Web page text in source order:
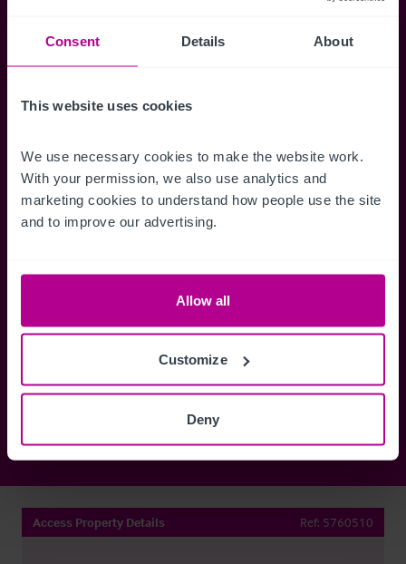
Consent Details About
This website uses cookies
We use necessary cookies to make the website work.
With your permission, we also use analytics and
marketing cookies to understand how people use the site
and to improve our advertising.
Allow all
Customize
Deny
Accéder à tous les détails
Accédez à des informations
des visites, des brochures et bien
plus encore.
des alertes.
Vous avez déjà un compte?
Connectez-vous maintenant
Access Property Details Ref: 5760510